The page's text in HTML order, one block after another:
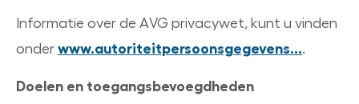
Informatie over de AVG privacywet, kunt u vinden
onder www.autoriteitpersoonsgegevens....
Doelen en toegangsbevoegdheden